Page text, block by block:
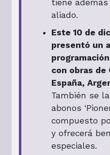
tiene además
aliado.
Este 10 de
presentó un
con obras de
España,
También se
abonos
compuesto
y ofrecerá
especiales.